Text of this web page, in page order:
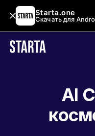
Starta.one
Скачать для
AI